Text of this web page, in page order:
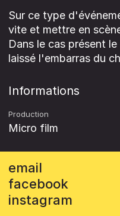
Sur ce type
vite et mettre en
Dans le cas présent
laissé l'embarras du
Informations
Production
Micro film
email
facebook
instagram